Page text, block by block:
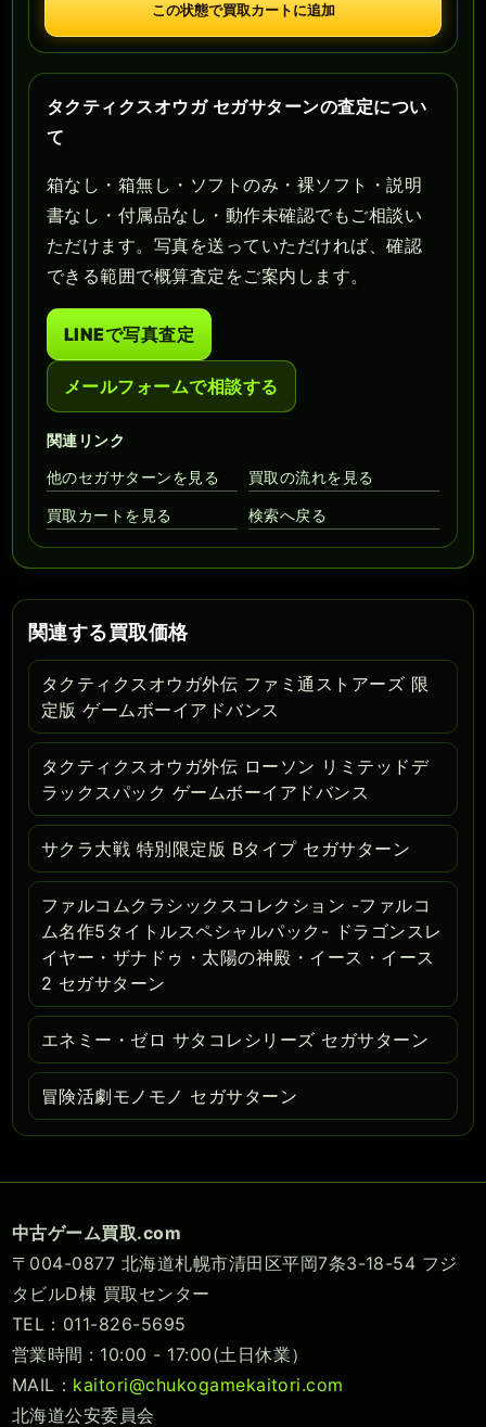
この状態で買取カートに追加
タクティクスオウガ セガサターンの査定につい
て
箱なし・箱無し・ソフトのみ・裸ソフト・説明
書なし・付属品なし・動作未確認でもご相談い
ただけます。写真を送っていただければ、確認
できる範囲で概算査定をご案内します。
LINEで写真査定
メールフォームで相談する
関連リンク
他のセガサターンを見る
買取の流れを見る
買取カートを見る 検索へ戻る
関連する買取価格
タクティクスオウガ外伝 ファミ通ストアーズ 限
定版 ゲームボーイアドバンス
タクティクスオウガ外伝 ローソン リミテッドデ
ラックスパック ゲームボーイアドバンス
サクラ大戦 特別限定版 Bタイプ セガサターン
ファルコムクラシックスコレクション -ファルコ
ム名作5タイトルスペシャルパック- ドラゴンスレ
イヤー・ザナドゥ・太陽の神殿・イース・イース
2 セガサターン
エネミー・ゼロ サタコレシリーズ セガサターン
冒険活劇モノモノ セガサターン
中古ゲーム買取.com
〒004-0877 北海道札幌市清田区平岡7条3-18-54 フジ
タビルD棟 買取センター
TEL：011-826-5695
営業時間 : 10:00 - 17:00(土日休業）
MAIL： kaitori@chukogamekaitori.com
北海道公安委員会